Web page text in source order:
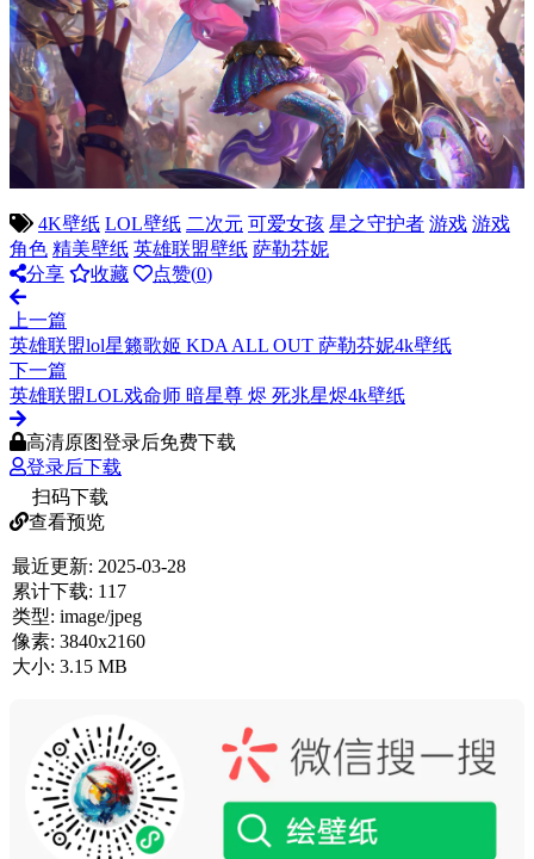
4K壁纸 LOL壁纸 二次元 可爱女孩 星之守护者 游戏 游戏
角色 精美壁纸 英雄联盟壁纸 萨勒芬妮
分享
收藏 点赞(0)
上一篇
英雄联盟lol星籁歌姬 KDA ALL OUT 萨勒芬妮4k壁纸
下一篇
英雄联盟LOL戏命师 暗星尊 烬 死兆星烬4k壁纸
高清原图登录后免费下载
登录后下载
扫码下载
查看预览
最近更新: 2025-03-28
累计下载: 117
类型: image/jpeg
像素: 3840x2160
大小: 3.15 MB